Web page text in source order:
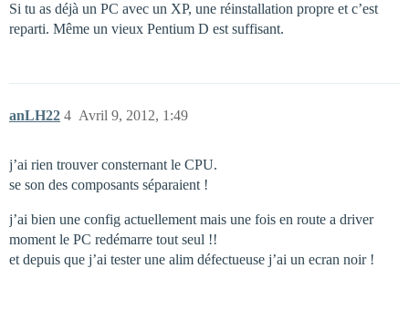
Si tu as déjà un PC avec un XP, une réinstallation propre et c’est
reparti. Même un vieux Pentium D est suffisant.
anLH22 Avril 9, 2012, 1:49
4
j’ai rien trouver consternant le CPU.
se son des composants séparaient !
j’ai bien une config actuellement mais une fois en route a driver
moment le PC redémarre tout seul !!
et depuis que j’ai tester une alim défectueuse j’ai un ecran noir !